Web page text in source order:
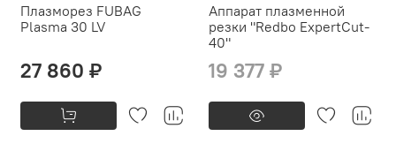
Плазморез FUBAG
Plasma 30 LV
27 860 ₽
Аппарат плазменной
резки "Redbo ExpertCut-
40"
19 377 ₽